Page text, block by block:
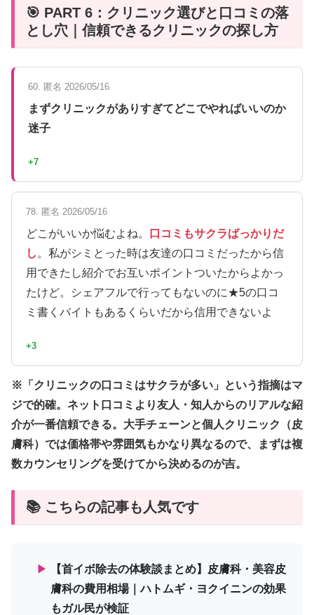
🎯 PART 6：クリニック選びと口コミの落
とし穴｜信頼できるクリニックの探し方
60. 匿名 2026/05/16
まずクリニックがありすぎてどこでやればいいのか
迷子
+7
78. 匿名 2026/05/16
どこがいいか悩むよね。
口コミもサクラばっかりだ
し 。私がシミとった時は友達の口コミだったから信
用できたし紹介でお互いポイントついたからよかっ
たけど。シェアフルで行ってもないのに★5の口コ
ミ書くバイトもあるくらいだから信用できないよ
+3
※「クリニックの口コミはサクラが多い」という指摘はマ
ジで的確。ネット口コミより友人・知人からのリアルな紹
介が一番信頼できる。大手チェーンと個人クリニック（皮
膚科）では価格帯や雰囲気もかなり異なるので、まずは複
数カウンセリングを受けてから決めるのが吉。
📚 こちらの記事も人気です
▶
【首イボ除去の体験談まとめ】皮膚科・美容皮
膚科の費用相場｜ハトムギ・ヨクイニンの効果
もガル民が検証